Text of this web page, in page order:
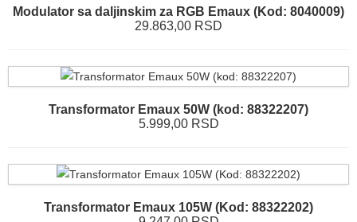
Modulator sa daljinskim za RGB Emaux (Kod: 8040009)
29.863,00 RSD
Transformator Emaux 50W (kod: 88322207)
5.999,00 RSD
Transformator Emaux 105W (Kod: 88322202)